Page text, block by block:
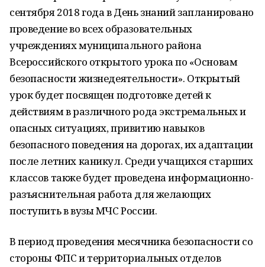
сентября 2018 года в День знаний запланировано
проведение во всех образовательных
учреждениях муниципального района
Всероссийского открытого урока по «Основам
безопасности жизнедеятельности». Открытый
урок будет посвящен подготовке детей к
действиям в различного рода экстремальных и
опасных ситуациях, привитию навыков
безопасного поведения на дорогах, их адаптации
после летних каникул. Среди учащихся старших
классов также будет проведена информационно-
разъяснительная работа для желающих
поступить в вузы МЧС России.
В период проведения месячника безопасности со
стороны ФПС и территориальных отделов